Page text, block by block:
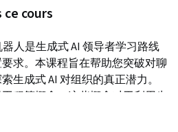
ce cours
人是生成式 AI 领导者学习路线
求。本课程旨在帮助您突破对聊
生成式 AI 对组织的真正潜力。
程等概念，这些概念对于利用生
。本课程还将说明，为组织制